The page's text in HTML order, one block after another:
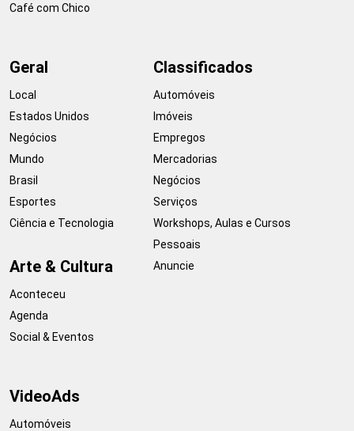
Café com Chico
Geral
Local
Estados Unidos
Negócios
Mundo
Brasil
Esportes
Ciência e Tecnologia
Arte & Cultura
Aconteceu
Agenda
Social & Eventos
Classificados
Automóveis
Imóveis
Empregos
Mercadorias
Negócios
Serviços
Workshops, Aulas e Cursos
Pessoais
Anuncie
VideoAds
Automóveis